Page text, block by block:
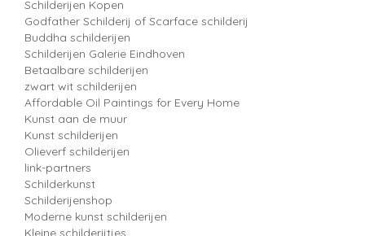
Schilderijen Kopen
Godfather Schilderij of Scarface schilderij
Buddha schilderijen
Schilderijen Galerie Eindhoven
Betaalbare schilderijen
zwart wit schilderijen
Affordable Oil Paintings for Every Home
Kunst aan de muur
Kunst schilderijen
Olieverf schilderijen
link-partners
Schilderkunst
Schilderijenshop
Moderne kunst schilderijen
Kleine schilderijtjes